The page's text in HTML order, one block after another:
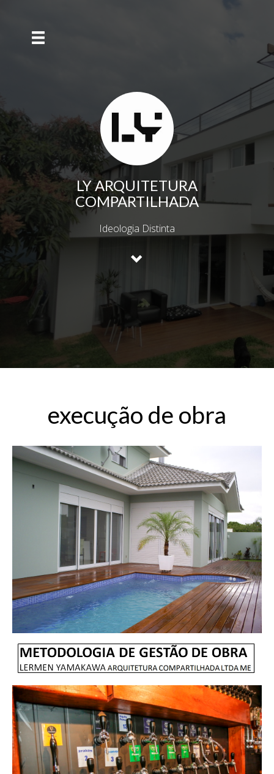
LY ARQUITETURA
COMPARTILHADA
Ideologia Distinta
execução de obra